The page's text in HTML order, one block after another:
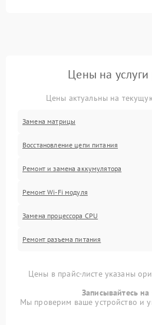
Цены на
Цены актуальны на
Замена матрицы
Восстановление цепи питания
Ремонт и замена аккумулятора
Ремонт Wi-Fi модуля
Замена процессора CPU
Ремонт разъема питания
Цены в прайс-листе указаны
Записывайтесь
Мы проверим ваше устройство и